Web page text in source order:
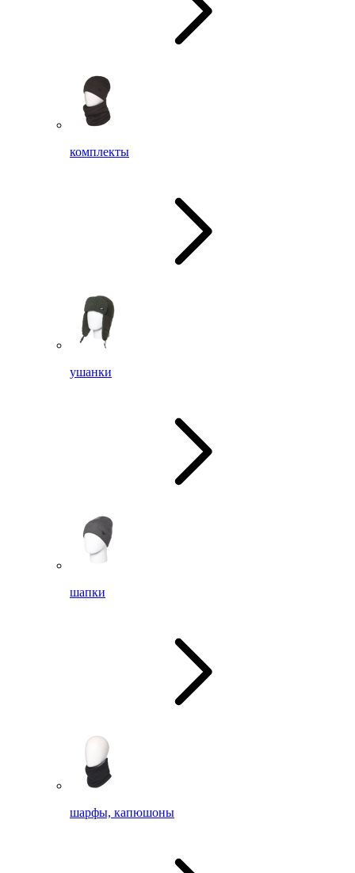
комплекты
ушанки
шапки
шарфы, капюшоны